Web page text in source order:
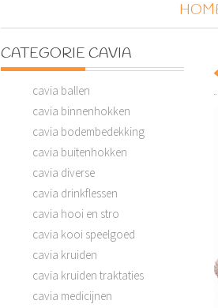
CATEGORIE CAVIA
cavia ballen
cavia binnenhokken
cavia bodembedekking
cavia buitenhokken
cavia diverse
cavia drinkflessen
cavia hooi en stro
cavia kooi speelgoed
cavia kruiden
cavia kruiden traktaties
cavia medicijnen